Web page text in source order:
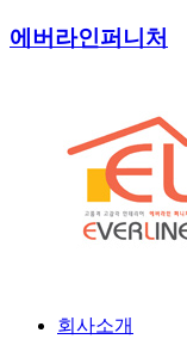
에버라인퍼니처
회사소개